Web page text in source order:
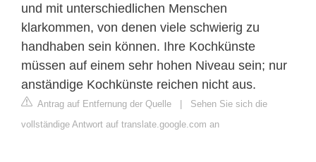
und mit unterschiedlichen Menschen
klarkommen, von denen viele schwierig zu
handhaben sein können. Ihre Kochkünste
müssen auf einem sehr hohen Niveau sein; nur
anständige Kochkünste reichen nicht aus.
Antrag auf Entfernung der Quelle | Sehen Sie sich die
vollständige Antwort auf translate.google.com an